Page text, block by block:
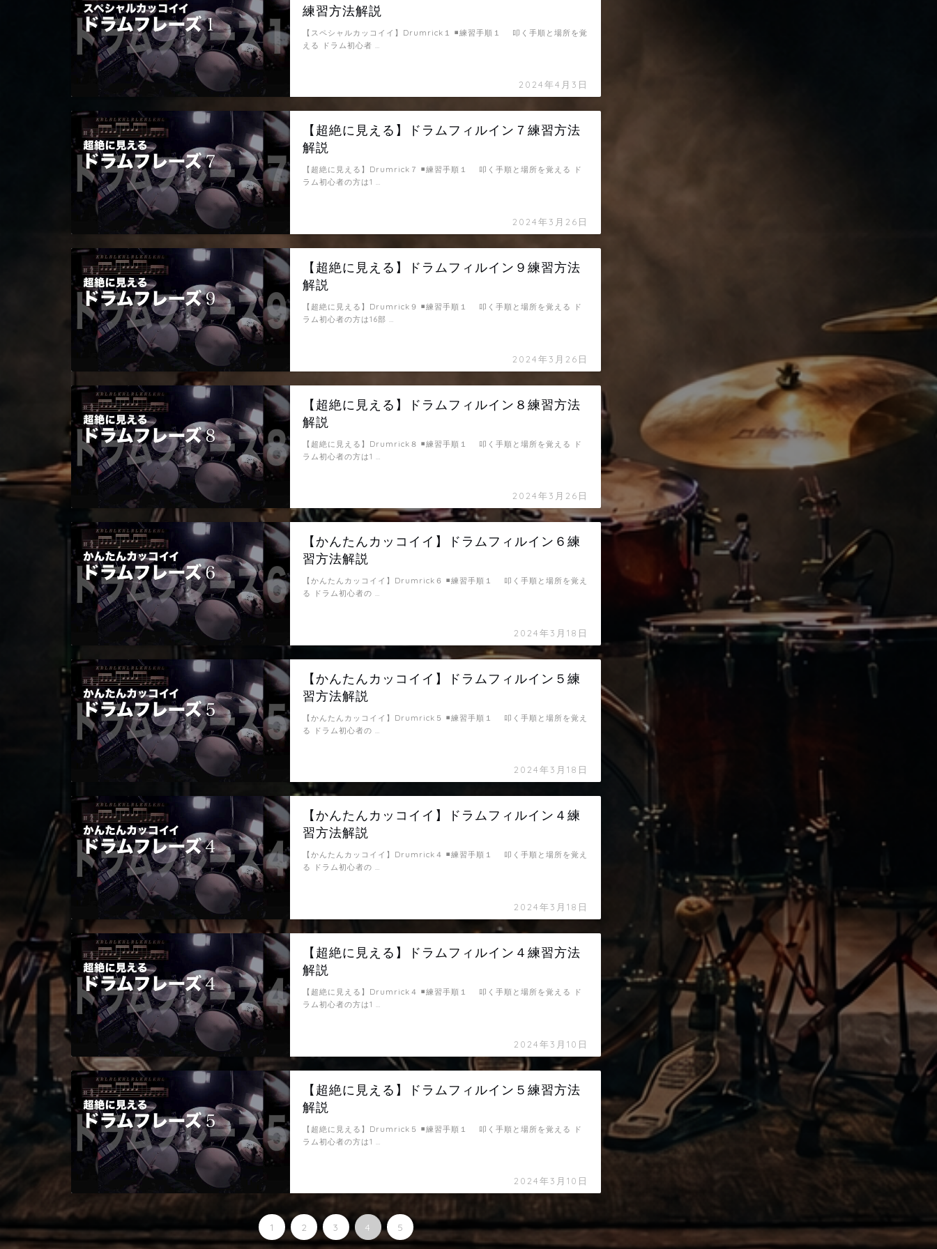
練習方法解説
2024年4月3日
【スペシャルカッコイイ】Drumrick１ ◾️練習手順１ 叩く手順と場所を覚
える ドラム初心者 …
【超絶に見える】ドラムフィルイン７練習方法
解説
2024年3月26日
【超絶に見える】Drumrick７ ◾️練習手順１ 叩く手順と場所を覚える ド
ラム初心者の方は1 …
【超絶に見える】ドラムフィルイン９練習方法
解説
2024年3月26日
【超絶に見える】Drumrick９ ◾️練習手順１ 叩く手順と場所を覚える ド
ラム初心者の方は16部 …
【超絶に見える】ドラムフィルイン８練習方法
解説
2024年3月26日
【超絶に見える】Drumrick８ ◾️練習手順１ 叩く手順と場所を覚える ド
ラム初心者の方は1 …
【かんたんカッコイイ】ドラムフィルイン６練
習方法解説
2024年3月18日
【かんたんカッコイイ】Drumrick６ ◾️練習手順１ 叩く手順と場所を覚え
る ドラム初心者の …
【かんたんカッコイイ】ドラムフィルイン５練
習方法解説
2024年3月18日
【かんたんカッコイイ】Drumrick５ ◾️練習手順１ 叩く手順と場所を覚え
る ドラム初心者の …
【かんたんカッコイイ】ドラムフィルイン４練
習方法解説
2024年3月18日
【かんたんカッコイイ】Drumrick４ ◾️練習手順１ 叩く手順と場所を覚え
る ドラム初心者の …
【超絶に見える】ドラムフィルイン４練習方法
解説
2024年3月10日
【超絶に見える】Drumrick４ ◾️練習手順１ 叩く手順と場所を覚える ド
ラム初心者の方は1 …
【超絶に見える】ドラムフィルイン５練習方法
解説
2024年3月10日
【超絶に見える】Drumrick５ ◾️練習手順１ 叩く手順と場所を覚える ド
ラム初心者の方は1 …
1 2 3 4 5